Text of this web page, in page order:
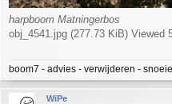
harpboom Matningerbos
obj_4541.jpg (277.73 KiB) Viewed
boom7 - advies - verwijderen -
WiPe